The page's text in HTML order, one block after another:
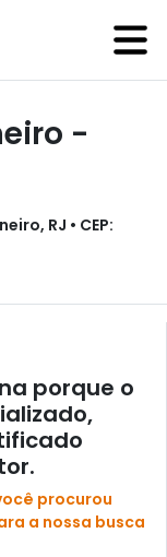
-
RJ • CEP:
porque o
procurou
a nossa busca